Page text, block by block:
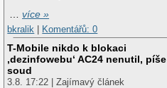
…více »
bkralik
Komentářů: 0
T-Mobile nikdo k blokaci
‚dezinfowebu‘ AC24 nenutil, píše
soud
3.8. 17:22 | Zajímavý článek